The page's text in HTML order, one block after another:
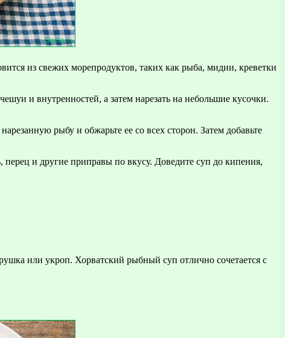
из свежих морепродуктов, таких как рыба, мидии, креветки
и внутренностей, а затем нарезать на небольшие кусочки.
рыбу и обжарьте ее со всех сторон. Затем добавьте
и другие приправы по вкусу. Доведите суп до кипения,
или укроп. Хорватский рыбный суп отлично сочетается с